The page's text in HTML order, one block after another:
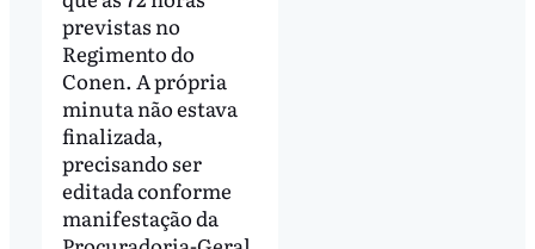
previstas no
Regimento do
Conen. A própria
minuta não estava
finalizada,
precisando ser
editada conforme
manifestação da